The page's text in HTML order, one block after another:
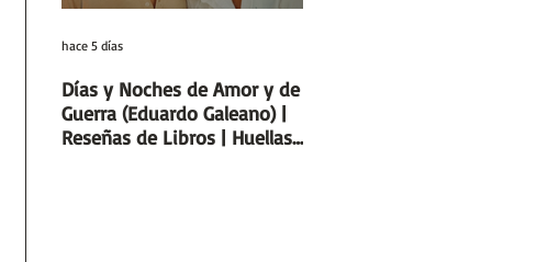
Días y Noches de Amor y de
Guerra (Eduardo Galeano) |
Reseñas de Libros | Huellas
hace 5 días